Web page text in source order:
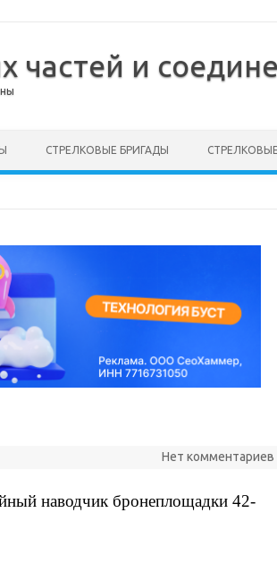
частей и
СТРЕЛКОВЫЕ БРИГАДЫ
Нет комментариев
наводчик бронеплощадки 42-